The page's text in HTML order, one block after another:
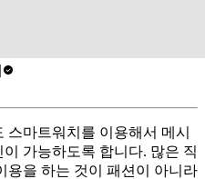
마트워치를 이용해서 메시
가능하도록 합니다. 많은 직
용을 하는 것이 패션이 아니라